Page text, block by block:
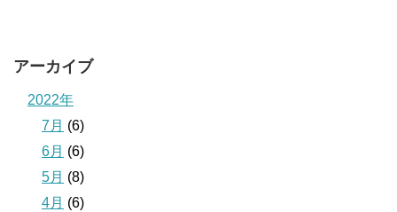
アーカイブ
2022年
7月 (6)
6月 (6)
5月 (8)
4月 (6)